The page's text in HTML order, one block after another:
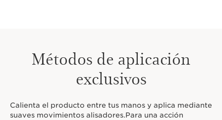
Métodos de aplicación
exclusivos
Calienta el producto entre tus manos y aplica mediante
suaves movimientos alisadores.Para una acción